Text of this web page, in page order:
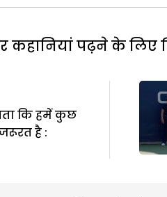
कहानियां पढ़ने के लिए
कि हमें कुछ
है :